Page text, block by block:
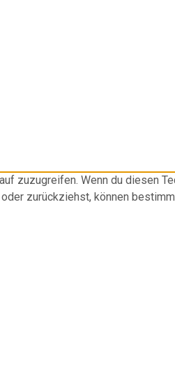
zuzugreifen. Wenn du diesen
zurückziehst, können